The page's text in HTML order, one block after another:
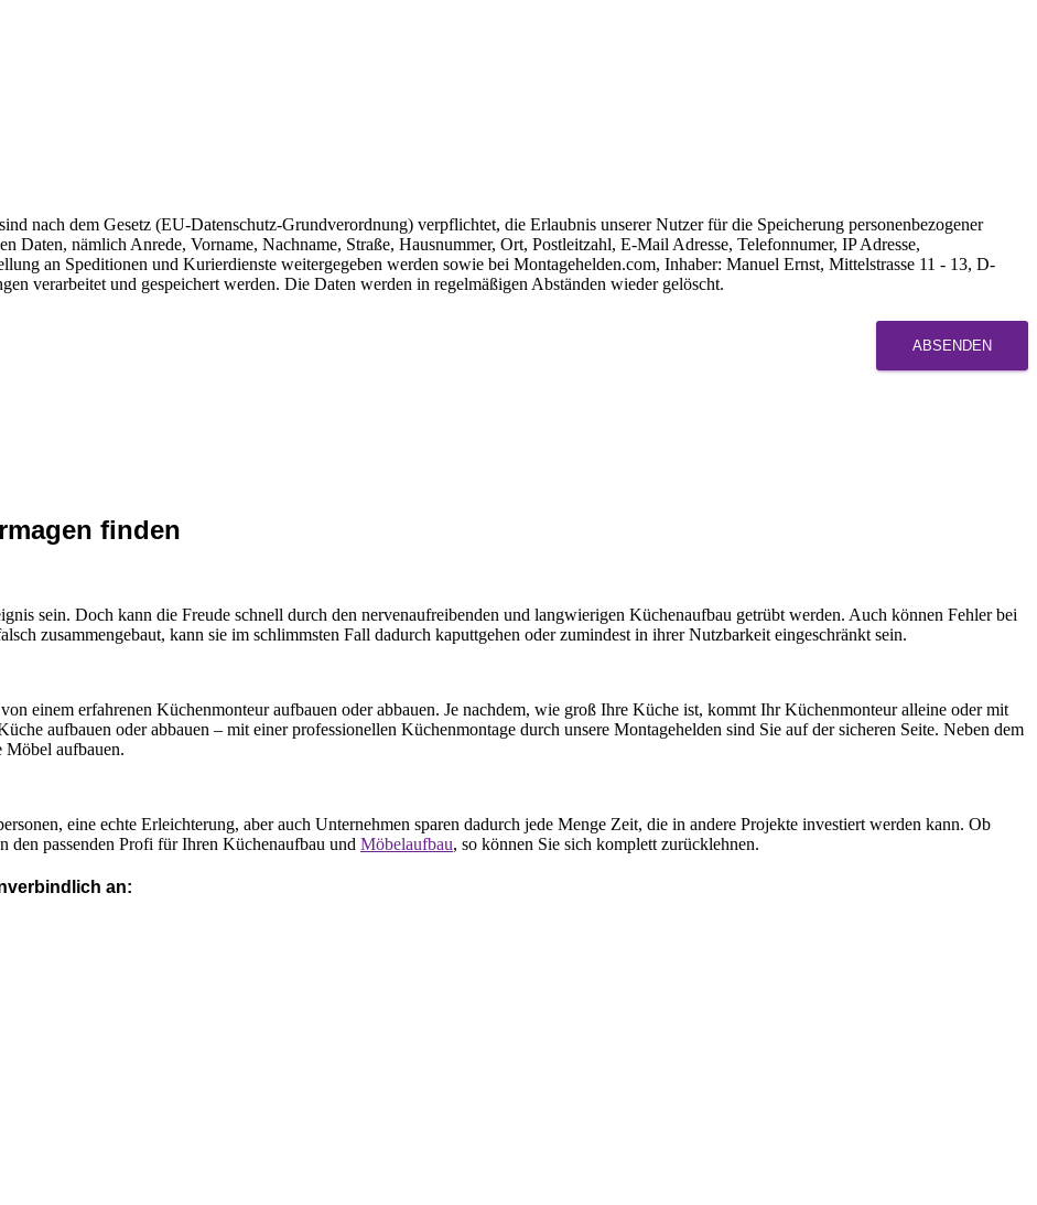
nach dem Gesetz (EU-Datenschutz-Grundverordnung) verpflichtet, die Erlaubnis unserer Nutzer für die Speicherung personenbezogener
Daten, nämlich Anrede, Vorname, Nachname, Straße, Hausnummer, Ort, Postleitzahl, E-Mail Adresse, Telefonnumer, IP Adresse,
an Speditionen und Kurierdienste weitergegeben werden sowie bei Montagehelden.com, Inhaber: Manuel Ernst, Mittelstrasse 11 - 13, D-
verarbeitet und gespeichert werden. Die Daten werden in regelmäßigen Abständen wieder gelöscht.
ABSENDEN
finden
sein. Doch kann die Freude schnell durch den nervenaufreibenden und langwierigen Küchenaufbau getrübt werden. Auch können Fehler bei
zusammengebaut, kann sie im schlimmsten Fall dadurch kaputtgehen oder zumindest in ihrer Nutzbarkeit eingeschränkt sein.
einem erfahrenen Küchenmonteur aufbauen oder abbauen. Je nachdem, wie groß Ihre Küche ist, kommt Ihr Küchenmonteur alleine oder mit
aufbauen oder abbauen – mit einer professionellen Küchenmontage durch unsere Montagehelden sind Sie auf der sicheren Seite. Neben dem
Möbel aufbauen.
eine echte Erleichterung, aber auch Unternehmen sparen dadurch jede Menge Zeit, die in andere Projekte investiert werden kann. Ob
passenden Profi für Ihren Küchenaufbau und Möbelaufbau, so können Sie sich komplett zurücklehnen.
an: